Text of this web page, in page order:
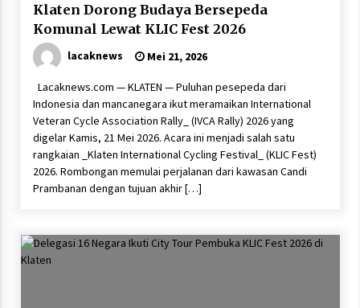
Klaten Dorong Budaya Bersepeda
Komunal Lewat KLIC Fest 2026
lacaknews Mei 21, 2026
Lacaknews.com — KLATEN — Puluhan pesepeda dari
Indonesia dan mancanegara ikut meramaikan International
Veteran Cycle Association Rally_ (IVCA Rally) 2026 yang
digelar Kamis, 21 Mei 2026. Acara ini menjadi salah satu
rangkaian _Klaten International Cycling Festival_ (KLIC Fest)
2026. Rombongan memulai perjalanan dari kawasan Candi
Prambanan dengan tujuan akhir […]